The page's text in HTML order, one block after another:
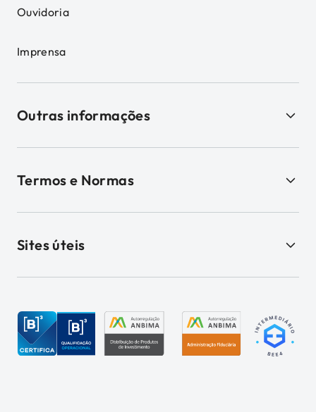
Ouvidoria
Imprensa
Outras informações
Termos e Normas
Sites úteis